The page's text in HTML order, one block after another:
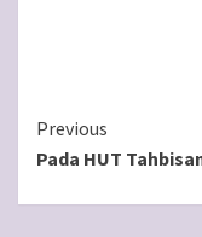
Continue
Reading
Previous
Pada HUT